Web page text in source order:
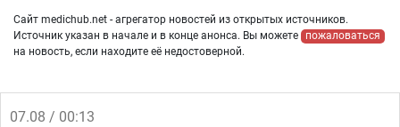
Сайт medichub.net - агрегатор новостей из открытых источников.
Источник указан в начале и в конце анонса. Вы можете
пожаловаться
на новость, если находите её недостоверной.
07.08 / 00:13